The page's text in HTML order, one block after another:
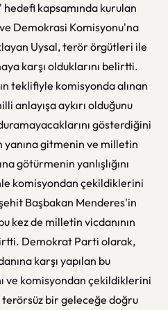
kapsamında kurulan
Demokrasi Komisyonu'na
Uysal, terör örgütleri ile
karşı olduklarını belirtti.
teklifiyle komisyonda alınan
anlayışa aykırı olduğunu
gösterdiğini
yanına gitmenin ve milletin
götürmenin yanlışlığını
komisyondan çekildiklerini
Başbakan Menderes'in
kez de milletin vicdanının
Demokrat Parti olarak,
karşı yapılan bu
ve komisyondan çekildiklerini
bir geleceğe doğru